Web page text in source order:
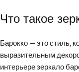
Что такое
Барокко — это стиль,
выразительным
интерьере зеркало